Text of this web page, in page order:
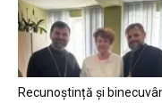
Recunoștință și